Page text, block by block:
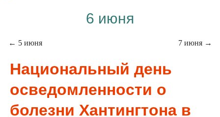
6 июня
← 5 июня 7 июня →
Национальный день
осведомленности о
болезни Хантингтона в